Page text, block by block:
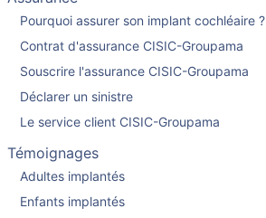
Pourquoi assurer son implant cochléaire ?
Contrat d'assurance CISIC-Groupama
Souscrire l'assurance CISIC-Groupama
Déclarer un sinistre
Le service client CISIC-Groupama
Témoignages
Adultes implantés
Enfants implantés